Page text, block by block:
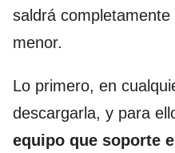
saldrá
menor.
Lo primero, en
descargarla, y para
equipo que soporte